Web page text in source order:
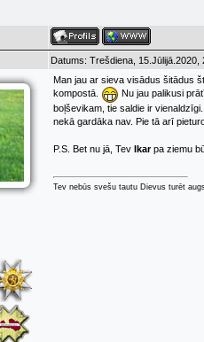
Datums: Trešdiena,
Man jau ar sieva visādus šitādus
kompostā.
Nu jau palikusi
boļševikam, tie saldie ir
nekā gardāka nav. Pie tā arī
P.S. Bet nu jā, Tev Ikarpa ziemu
Tev nebūs svešu tautu Dievus turēt